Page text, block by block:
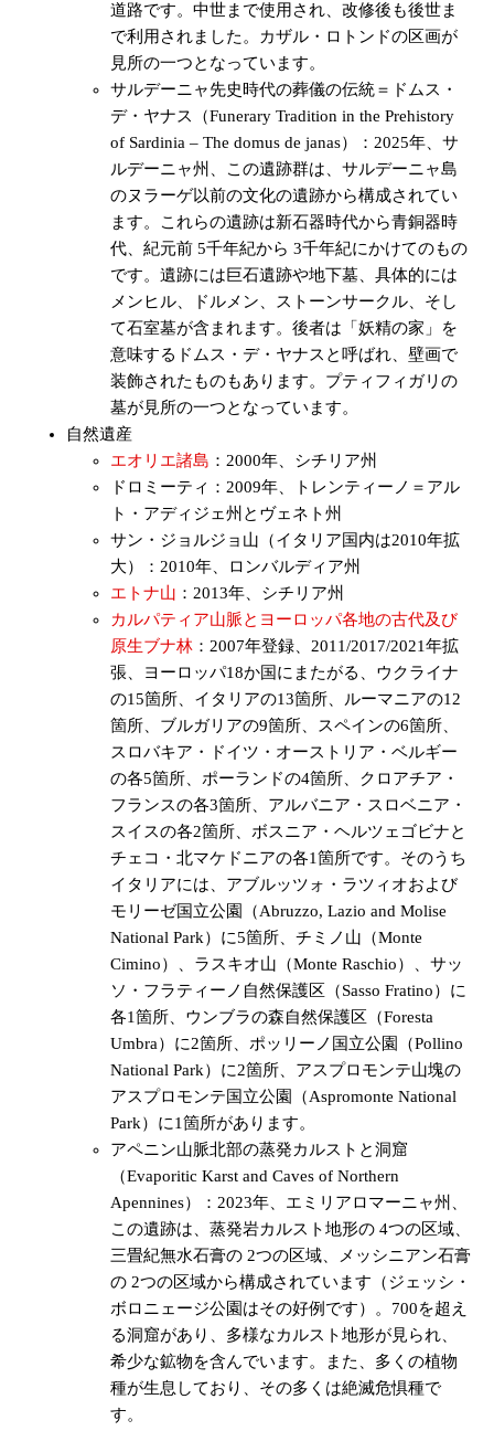
道路です。中世まで使用され、改修後も後世ま
で利用されました。カザル・ロトンドの区画が
見所の一つとなっています。
サルデーニャ先史時代の葬儀の伝統＝ドムス・
デ・ヤナス（Funerary Tradition in the Prehistory
of Sardinia – The domus de janas）：2025年、サ
ルデーニャ州、この遺跡群は、サルデーニャ島
のヌラーゲ以前の文化の遺跡から構成されてい
ます。これらの遺跡は新石器時代から青銅器時
代、紀元前 5千年紀から 3千年紀にかけてのもの
です。遺跡には巨石遺跡や地下墓、具体的には
メンヒル、ドルメン、ストーンサークル、そし
て石室墓が含まれます。後者は「妖精の家」を
意味するドムス・デ・ヤナスと呼ばれ、壁画で
装飾されたものもあります。プティフィガリの
墓が見所の一つとなっています。
自然遺産
エオリエ諸島 ：2000年、シチリア州
ドロミーティ：2009年、トレンティーノ＝アル
ト・アディジェ州とヴェネト州
サン・ジョルジョ山（イタリア国内は2010年拡
大）：2010年、ロンバルディア州
エトナ山 ：2013年、シチリア州
カルパティア山脈とヨーロッパ各地の古代及び
原生ブナ林 ：2007年登録、2011/2017/2021年拡
張、ヨーロッパ18か国にまたがる、ウクライナ
の15箇所、イタリアの13箇所、ルーマニアの12
箇所、ブルガリアの9箇所、スペインの6箇所、
スロバキア・ドイツ・オーストリア・ベルギー
の各5箇所、ポーランドの4箇所、クロアチア・
フランスの各3箇所、アルバニア・スロベニア・
スイスの各2箇所、ボスニア・ヘルツェゴビナと
チェコ・北マケドニアの各1箇所です。そのうち
イタリアには、アブルッツォ・ラツィオおよび
モリーゼ国立公園（Abruzzo, Lazio and Molise
National Park）に5箇所、チミノ山（Monte
Cimino）、ラスキオ山（Monte Raschio）、サッ
ソ・フラティーノ自然保護区（Sasso Fratino）に
各1箇所、ウンブラの森自然保護区（Foresta
Umbra）に2箇所、ポッリーノ国立公園（Pollino
National Park）に2箇所、アスプロモンテ山塊の
アスプロモンテ国立公園（Aspromonte National
Park）に1箇所があります。
アペニン山脈北部の蒸発カルストと洞窟
（Evaporitic Karst and Caves of Northern
Apennines）：2023年、エミリアロマーニャ州、
この遺跡は、蒸発岩カルスト地形の 4つの区域、
三畳紀無水石膏の 2つの区域、メッシニアン石膏
の 2つの区域から構成されています（ジェッシ・
ボロニェージ公園はその好例です）。700を超え
る洞窟があり、多様なカルスト地形が見られ、
希少な鉱物を含んでいます。また、多くの植物
種が生息しており、その多くは絶滅危惧種で
す。